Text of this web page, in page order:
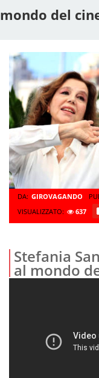
mondo del
DA: GIROVAGANDO
VISUALIZZATO:
637
Stefania
al mondo